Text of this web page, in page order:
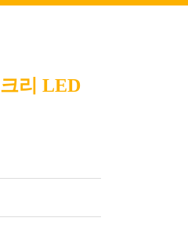
리 LED